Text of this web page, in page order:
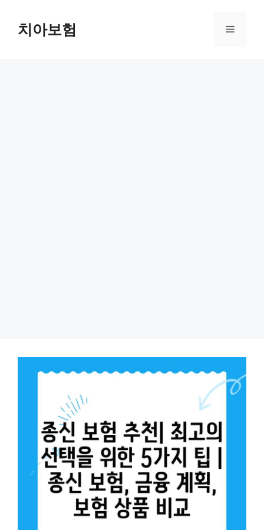
content치아보험 Menu